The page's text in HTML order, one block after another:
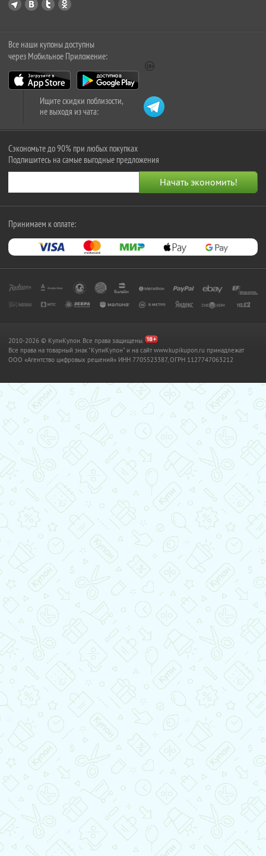
Все наши купоны доступны
через Мобильное Приложение:
Ищите скидки поблизости,
не выходя из чата:
Сэкономьте до 90% при любых покупках
Подпишитесь на самые выгодные предложения
Принимаем к оплате:
2010-2026 © КупиКупон. Все права защищены.
Все права на товарный знак "КупиКупон" и на сайт www.kupikupon.ru принадлежат
OOO «Агентство цифровых решений» ИНН 7705523387, ОГРН 1127747063212